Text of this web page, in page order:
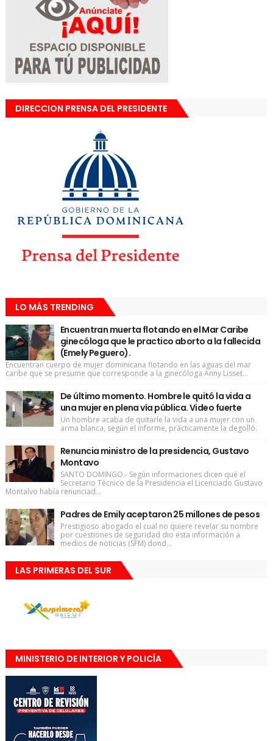
DIRECCION PRENSA DEL PRESIDENTE
LO MÁS TRENDING
Encuentran muerta flotando en el Mar Caribe
ginecóloga que le practico aborto a la fallecida
(Emely Peguero).
Encuentran cuerpo de mujer dominicana flotando en las aguas del mar
caribe que se presume que corresponde a la ginecóloga Anny Lisset...
De último momento. Hombre le quitó la vida a
una mujer en plena vía pública. Video fuerte
Un hombre acaba de quitarle la vida a una mujer con un
arma blanca, según el informe, prácticamente la degolló.
Renuncia ministro de la presidencia, Gustavo
Montavo
SANTO DOMINGO.- Según informaciones dicen qué el
Secretario Técnico de la Presidencia el Licenciado Gustavo
Montalvo había renunciad...
Padres de Emily aceptaron 25 millones de pesos
Prestigioso abogado el cual no quiere revelar su nombre
por cuestiones de seguridad dio esta información a
medios de noticias (SFM) dond...
LAS PRIMERAS DEL SUR
MINISTERIO DE INTERIOR Y POLICÍA